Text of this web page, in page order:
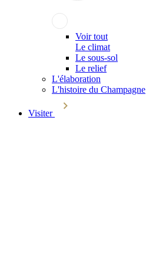
Voir tout
Le climat
Le sous-sol
Le relief
L'élaboration
L'histoire du Champagne
Visiter